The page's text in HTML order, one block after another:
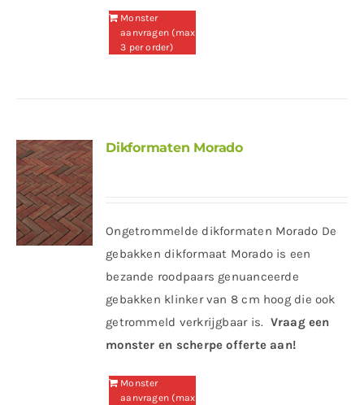
Monster
aanvragen (max
3 per order)
Dikformaten Morado
Ongetrommelde dikformaten Morado De
gebakken dikformaat Morado is een
bezande roodpaars genuanceerde
gebakken klinker van 8 cm hoog die ook
getrommeld verkrijgbaar is. Vraag een
monster en scherpe offerte aan!
Monster
aanvragen (max